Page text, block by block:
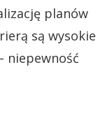
planów
są wysokie
niepewność